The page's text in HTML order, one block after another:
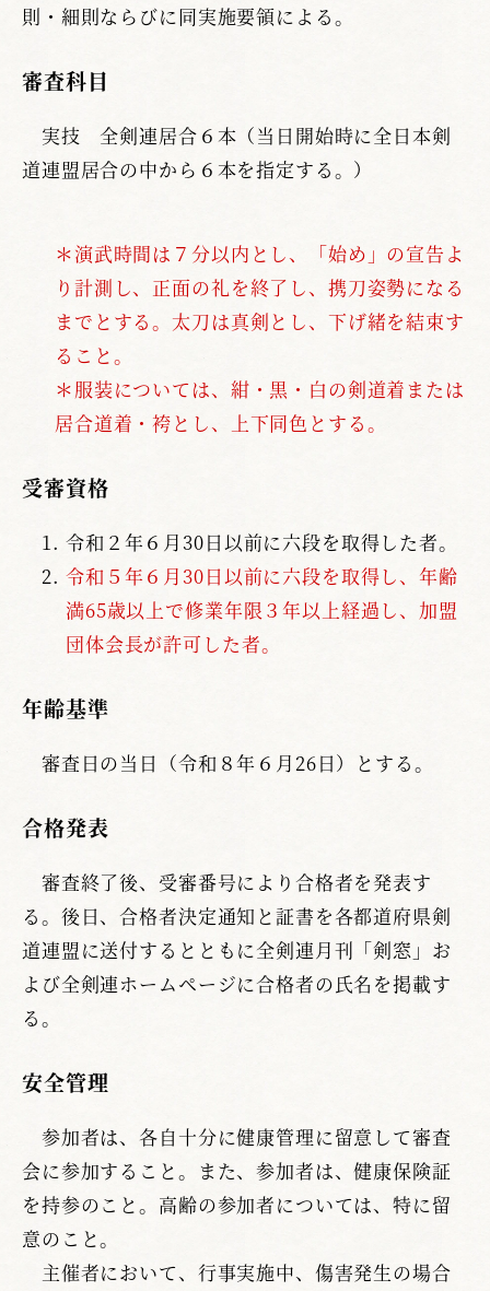
則・細則ならびに同実施要領による。
審査科目
実技 全剣連居合６本（当日開始時に全日本剣
道連盟居合の中から６本を指定する。）
＊演武時間は７分以内とし、「始め」の宣告よ
り計測し、正面の礼を終了し、携刀姿勢になる
までとする。太刀は真剣とし、下げ緒を結束す
ること。
＊服装については、紺・黒・白の剣道着または
居合道着・袴とし、上下同色とする。
受審資格
令和２年６月30日以前に六段を取得した者。
令和５年６月30日以前に六段を取得し、年齢
満65歳以上で修業年限３年以上経過し、加盟
団体会長が許可した者。
年齢基準
審査日の当日（令和８年６月26日）とする。
合格発表
審査終了後、受審番号により合格者を発表す
る。後日、合格者決定通知と証書を各都道府県剣
道連盟に送付するとともに全剣連月刊「剣窓」お
よび全剣連ホームページに合格者の氏名を掲載す
る。
安全管理
参加者は、各自十分に健康管理に留意して審査
会に参加すること。また、参加者は、健康保険証
を持参のこと。高齢の参加者については、特に留
意のこと。
主催者において、行事実施中、傷害発生の場合